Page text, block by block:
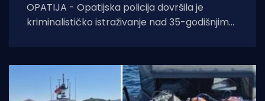
OPATIJA - Opatijska policija dovršila je
kriminalističko istraživanje nad 35-godišnjim